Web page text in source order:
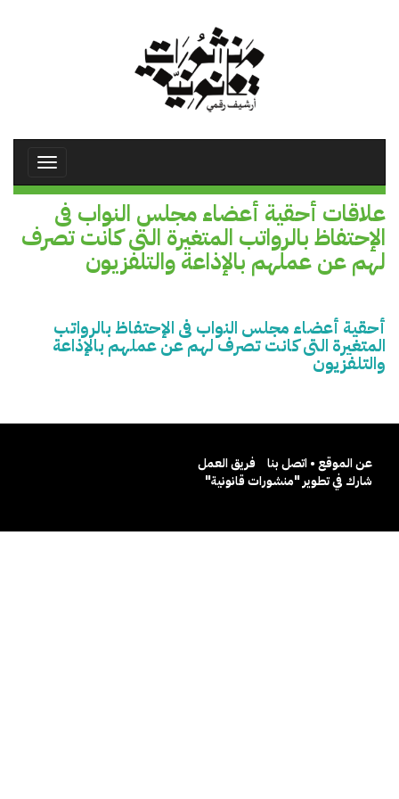
Toggle
علاقات أحقية أعضاء مجلس النواب فى
الإحتفاظ بالرواتب المتغيرة التى كانت تصرف
لهم عن عملهم بالإذاعة والتلفزيون
أحقية أعضاء مجلس النواب فى الإحتفاظ بالرواتب
المتغيرة التى كانت تصرف لهم عن عملهم بالإذاعة
والتلفزيون
عن الموقع • اتصل بنا
فريق العمل
شارك في تطوير "منشورات قانونية"